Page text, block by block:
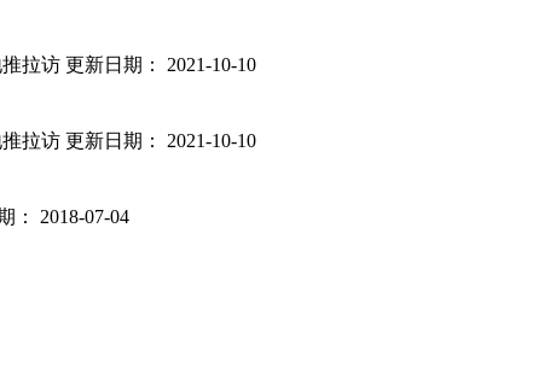
拉访 更新日期： 2021-10-10
拉访 更新日期： 2021-10-10
： 2018-07-04